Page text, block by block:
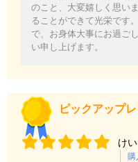
のこと、大変嬉しく思い
ることができて光栄です
で、お身体大事にお過ご
い申し上げます。
ピックアップ
け
購